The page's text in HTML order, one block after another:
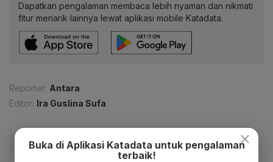
Dapatkan pengalaman membaca lebih nyaman dan nikmati
fitur menarik lainnya lewat aplikasi mobile Katadata.
Reporter: Antara
Editor: Ira Guslina Sufa
#PDIP #Nasdem #Update Me ×
Buka di Aplikasi Katadata untuk pengalaman
terbaik!